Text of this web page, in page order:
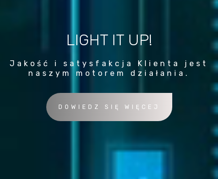
LIGHT IT UP!
Jakość i satysfakcja Klienta jest
naszym motorem działania.
DOWIEDZ SIĘ WIĘCEJ